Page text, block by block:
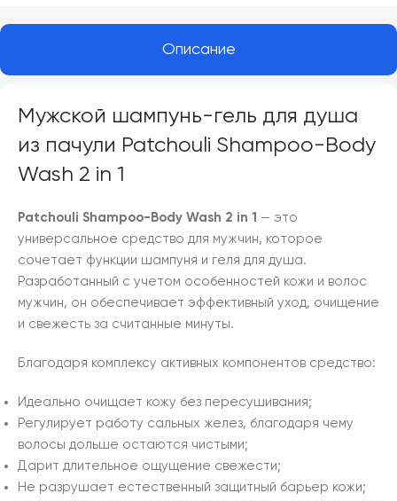
Описание
Мужской шампунь-гель для душа
из пачули Patchouli Shampoo-Body
Wash 2 in 1
Patchouli Shampoo-Body Wash 2 in 1 — это
универсальное средство для мужчин, которое
сочетает функции шампуня и геля для душа.
Разработанный с учетом особенностей кожи и волос
мужчин, он обеспечивает эффективный уход, очищение
и свежесть за считанные минуты.
Благодаря комплексу активных компонентов средство:
Идеально очищает кожу без пересушивания;
Регулирует работу сальных желез, благодаря чему
волосы дольше остаются чистыми;
Дарит длительное ощущение свежести;
Не разрушает естественный защитный барьер кожи;